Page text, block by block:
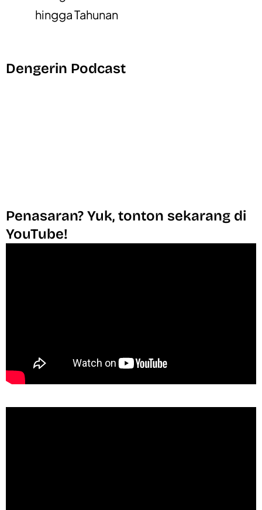
hingga Tahunan
Dengerin Podcast
Penasaran? Yuk, tonton sekarang di
YouTube!